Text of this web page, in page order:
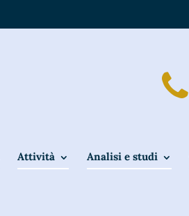
Attività Analisi e studi